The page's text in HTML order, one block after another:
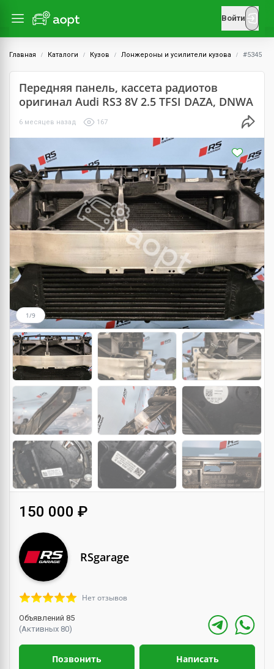
Войти
Главная Каталоги Кузов Лонжероны и усилители кузова #5345
Передняя панель, кассета радиотов
оригинал Audi RS3 8V 2.5 TFSI DAZA, DNWA
6 месяцев назад 167
1/9
150 000 ₽
RSgarage
Нет отзывов
Объявлений 85
(Активных 80)
Позвонить Написать